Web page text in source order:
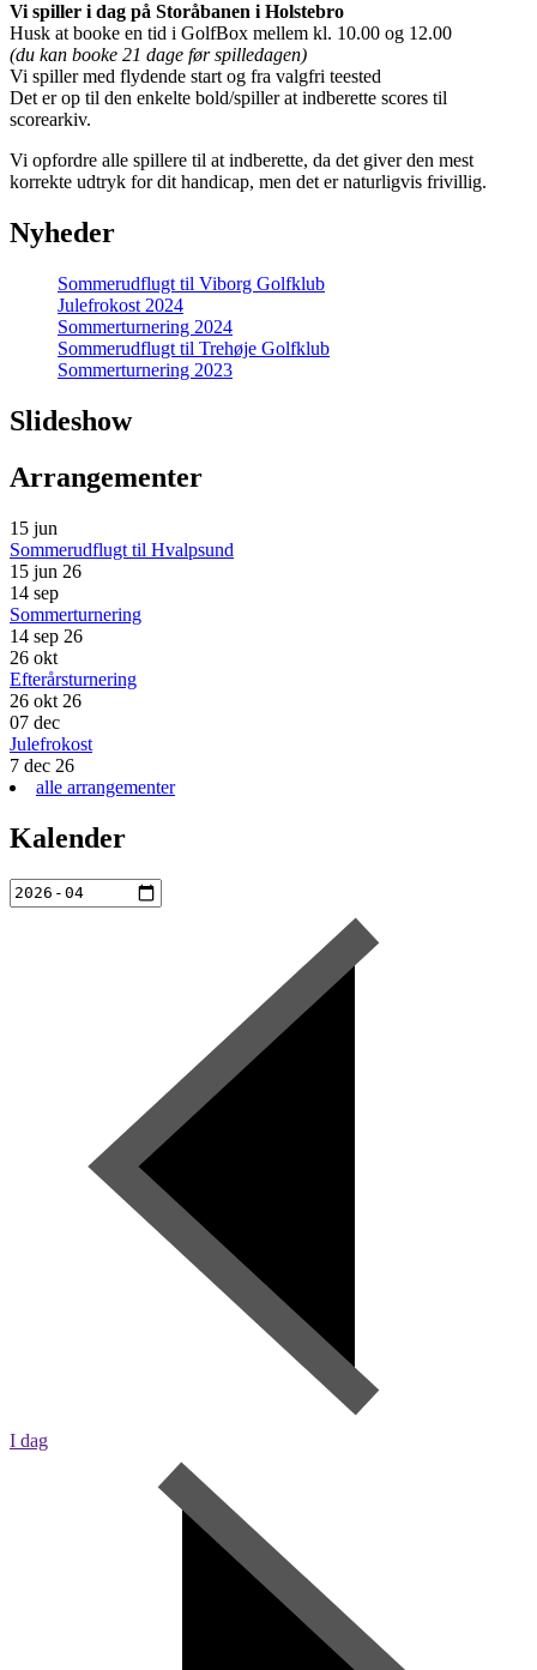
Vi spiller i dag på Storåbanen i Holstebro
Husk at booke en tid i GolfBox mellem kl. 10.00 og 12.00
(du kan booke 21 dage før spilledagen)
Vi spiller med flydende start og fra valgfri teested
Det er op til den enkelte bold/spiller at indberette scores til
scorearkiv.
Vi opfordre alle spillere til at indberette, da det giver den mest
korrekte udtryk for dit handicap, men det er naturligvis frivillig.
Nyheder
Sommerudflugt til Viborg Golfklub
Julefrokost 2024
Sommerturnering 2024
Sommerudflugt til Trehøje Golfklub
Sommerturnering 2023
Slideshow
Arrangementer
15 jun
Sommerudflugt til Hvalpsund
15 jun 26
14 sep
Sommerturnering
14 sep 26
26 okt
Efterårsturnering
26 okt 26
07 dec
Julefrokost
7 dec 26
alle arrangementer
Kalender
I dag